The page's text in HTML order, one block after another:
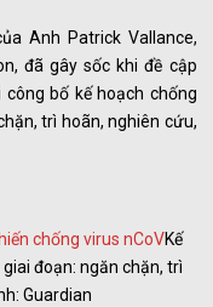
Anh Patrick Vallance,
đã gây sốc khi đề cập
công bố kế hoạch chống
trì hoãn, nghiên cứu,
Kế
đoạn: ngăn chặn, trì
Guardian